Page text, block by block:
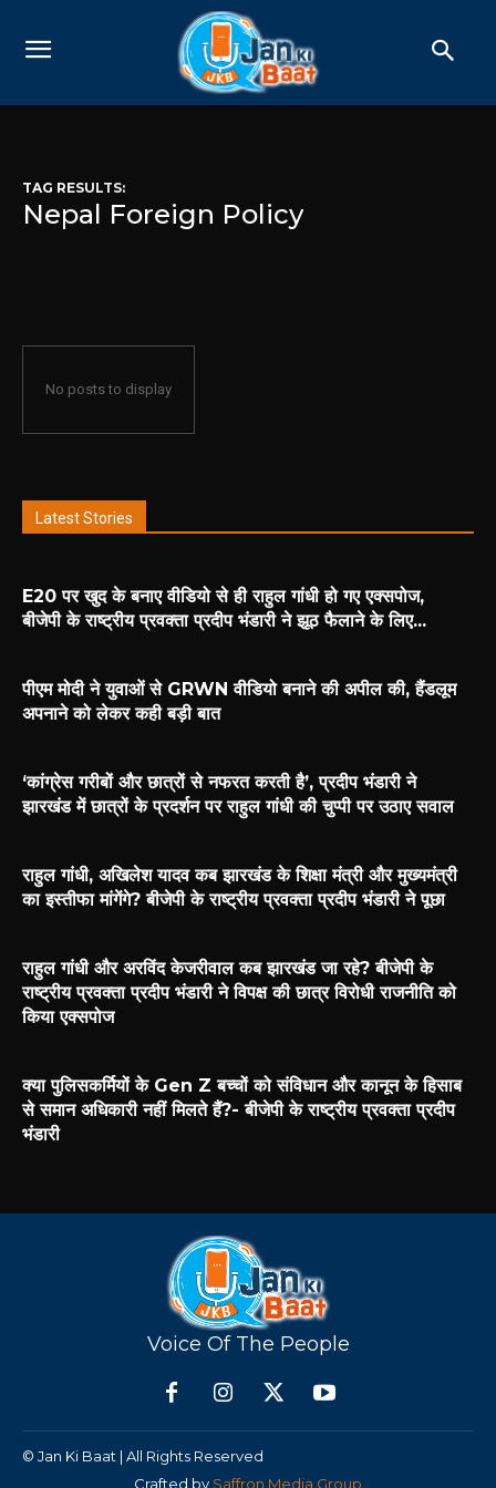
TAG RESULTS:
Nepal Foreign Policy
No posts to display
Latest Stories
E20 पर खुद के बनाए वीडियो से ही राहुल गांधी हो गए एक्सपोज,
बीजेपी के राष्ट्रीय प्रवक्ता प्रदीप भंडारी ने झूठ फैलाने के लिए...
पीएम मोदी ने युवाओं से GRWN वीडियो बनाने की अपील की, हैंडलूम
अपनाने को लेकर कही बड़ी बात
‘कांग्रेस गरीबों और छात्रों से नफरत करती है’, प्रदीप भंडारी ने
झारखंड में छात्रों के प्रदर्शन पर राहुल गांधी की चुप्पी पर उठाए सवाल
राहुल गांधी, अखिलेश यादव कब झारखंड के शिक्षा मंत्री और मुख्यमंत्री
का इस्तीफा मांगेंगे? बीजेपी के राष्ट्रीय प्रवक्ता प्रदीप भंडारी ने पूछा
राहुल गांधी और अरविंद केजरीवाल कब झारखंड जा रहे? बीजेपी के
राष्ट्रीय प्रवक्ता प्रदीप भंडारी ने विपक्ष की छात्र विरोधी राजनीति को
किया एक्सपोज
क्या पुलिसकर्मियों के Gen Z बच्चों को संविधान और कानून के हिसाब
से समान अधिकारी नहीं मिलते हैं?- बीजेपी के राष्ट्रीय प्रवक्ता प्रदीप
भंडारी
Voice Of The People
© Jan Ki Baat | All Rights Reserved
Crafted by Saffron Media Group